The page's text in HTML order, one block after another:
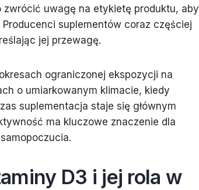
uwagę na etykietę produktu, aby
suplementów coraz częściej
jej przewagę.
ograniczonej ekspozycji na
o umiarkowanym klimacie, kiedy
suplementacja staje się głównym
ma kluczowe znaczenie dla
D3 i jej rola w